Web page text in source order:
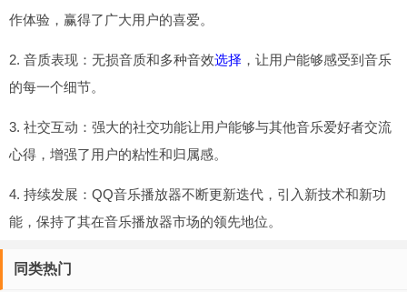
作体验，赢得了广大用户的喜爱。
2. 音质表现：无损音质和多种音效选择 ，让用户能够感受到音乐
的每一个细节。
3. 社交互动：强大的社交功能让用户能够与其他音乐爱好者交流
心得，增强了用户的粘性和归属感。
4. 持续发展：QQ音乐播放器不断更新迭代，引入新技术和新功
能，保持了其在音乐播放器市场的领先地位。
同类热门